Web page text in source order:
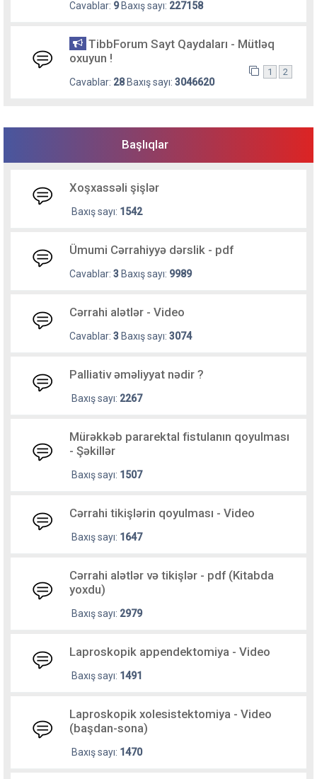
Cavablar: 9Baxış sayı: 227158
TibbForum Sayt Qaydaları - Mütləq
oxuyun !
Cavablar: 28Baxış sayı: 3046620
1 2
Başlıqlar
Xoşxassəli şişlər
Baxış sayı: 1542
Ümumi Cərrahiyyə dərslik - pdf
Cavablar: 3 Baxış sayı: 9989
Cərrahi alətlər - Video
Cavablar: 3 Baxış sayı: 3074
Palliativ əməliyyat nədir ?
Baxış sayı: 2267
Mürəkkəb pararektal fistulanın qoyulması
- Şəkillər
Baxış sayı: 1507
Cərrahi tikişlərin qoyulması - Video
Baxış sayı: 1647
Cərrahi alətlər və tikişlər - pdf (Kitabda
yoxdu)
Baxış sayı: 2979
Laproskopik appendektomiya - Video
Baxış sayı: 1491
Laproskopik xolesistektomiya - Video
(başdan-sona)
Baxış sayı: 1470